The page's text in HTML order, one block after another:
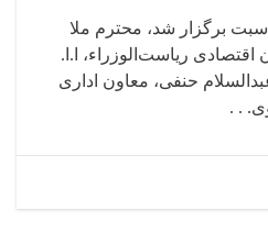
برگزار شد، محترم ملا
اقتصادی ریاست‌الوزراء، ا.ا.
حنفی، معاون اداری
. .